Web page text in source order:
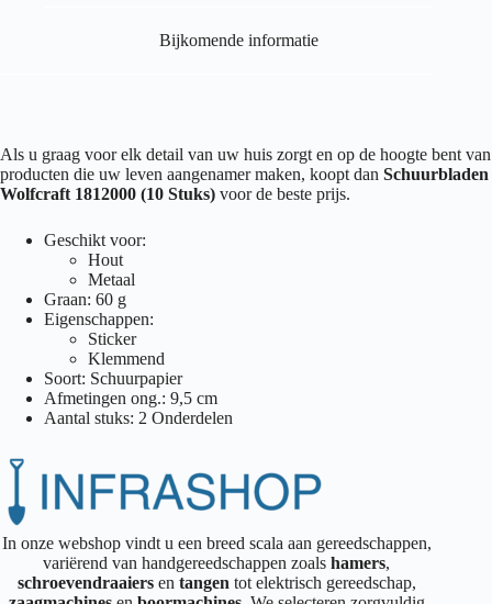
Bijkomende informatie
Als u graag voor elk detail van uw huis zorgt en op de hoogte bent van
producten die uw leven aangenamer maken, koopt dan Schuurbladen
Wolfcraft 1812000 (10 Stuks) voor de beste prijs.
Geschikt voor:
Hout
Metaal
Graan: 60 g
Eigenschappen:
Sticker
Klemmend
Soort: Schuurpapier
Afmetingen ong.: 9,5 cm
Aantal stuks: 2 Onderdelen
In onze webshop vindt u een breed scala aan gereedschappen,
variërend van handgereedschappen zoalshamers,
schroevendraaiersen tangen tot elektrisch gereedschap,